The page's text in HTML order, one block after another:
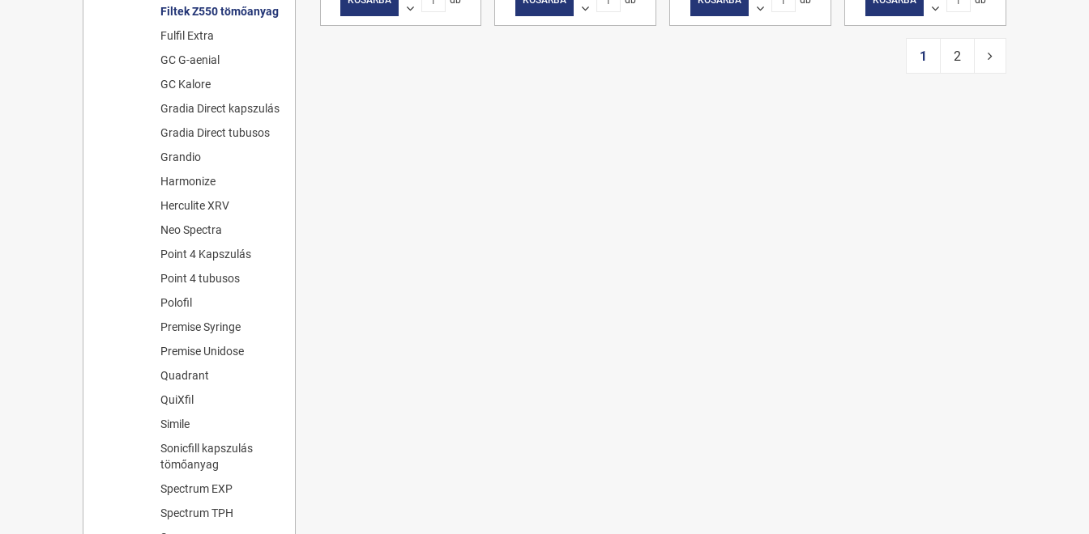
Filtek Z550 tömőanyag
Fulfil Extra
GC G-aenial
GC Kalore
Gradia Direct kapszulás
Gradia Direct tubusos
Grandio
Harmonize
Herculite XRV
Neo Spectra
Point 4 Kapszulás
Point 4 tubusos
Polofil
Premise Syringe
Premise Unidose
Quadrant
QuiXfil
Simile
Sonicfill kapszulás
tömőanyag
Spectrum EXP
Spectrum TPH
1 2